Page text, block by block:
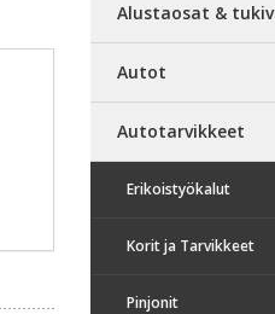
Alustaosat &
Autot
Autotarvikkeet
Erikoistyökalut
Korit ja Tarvikkeet
Pinjonit